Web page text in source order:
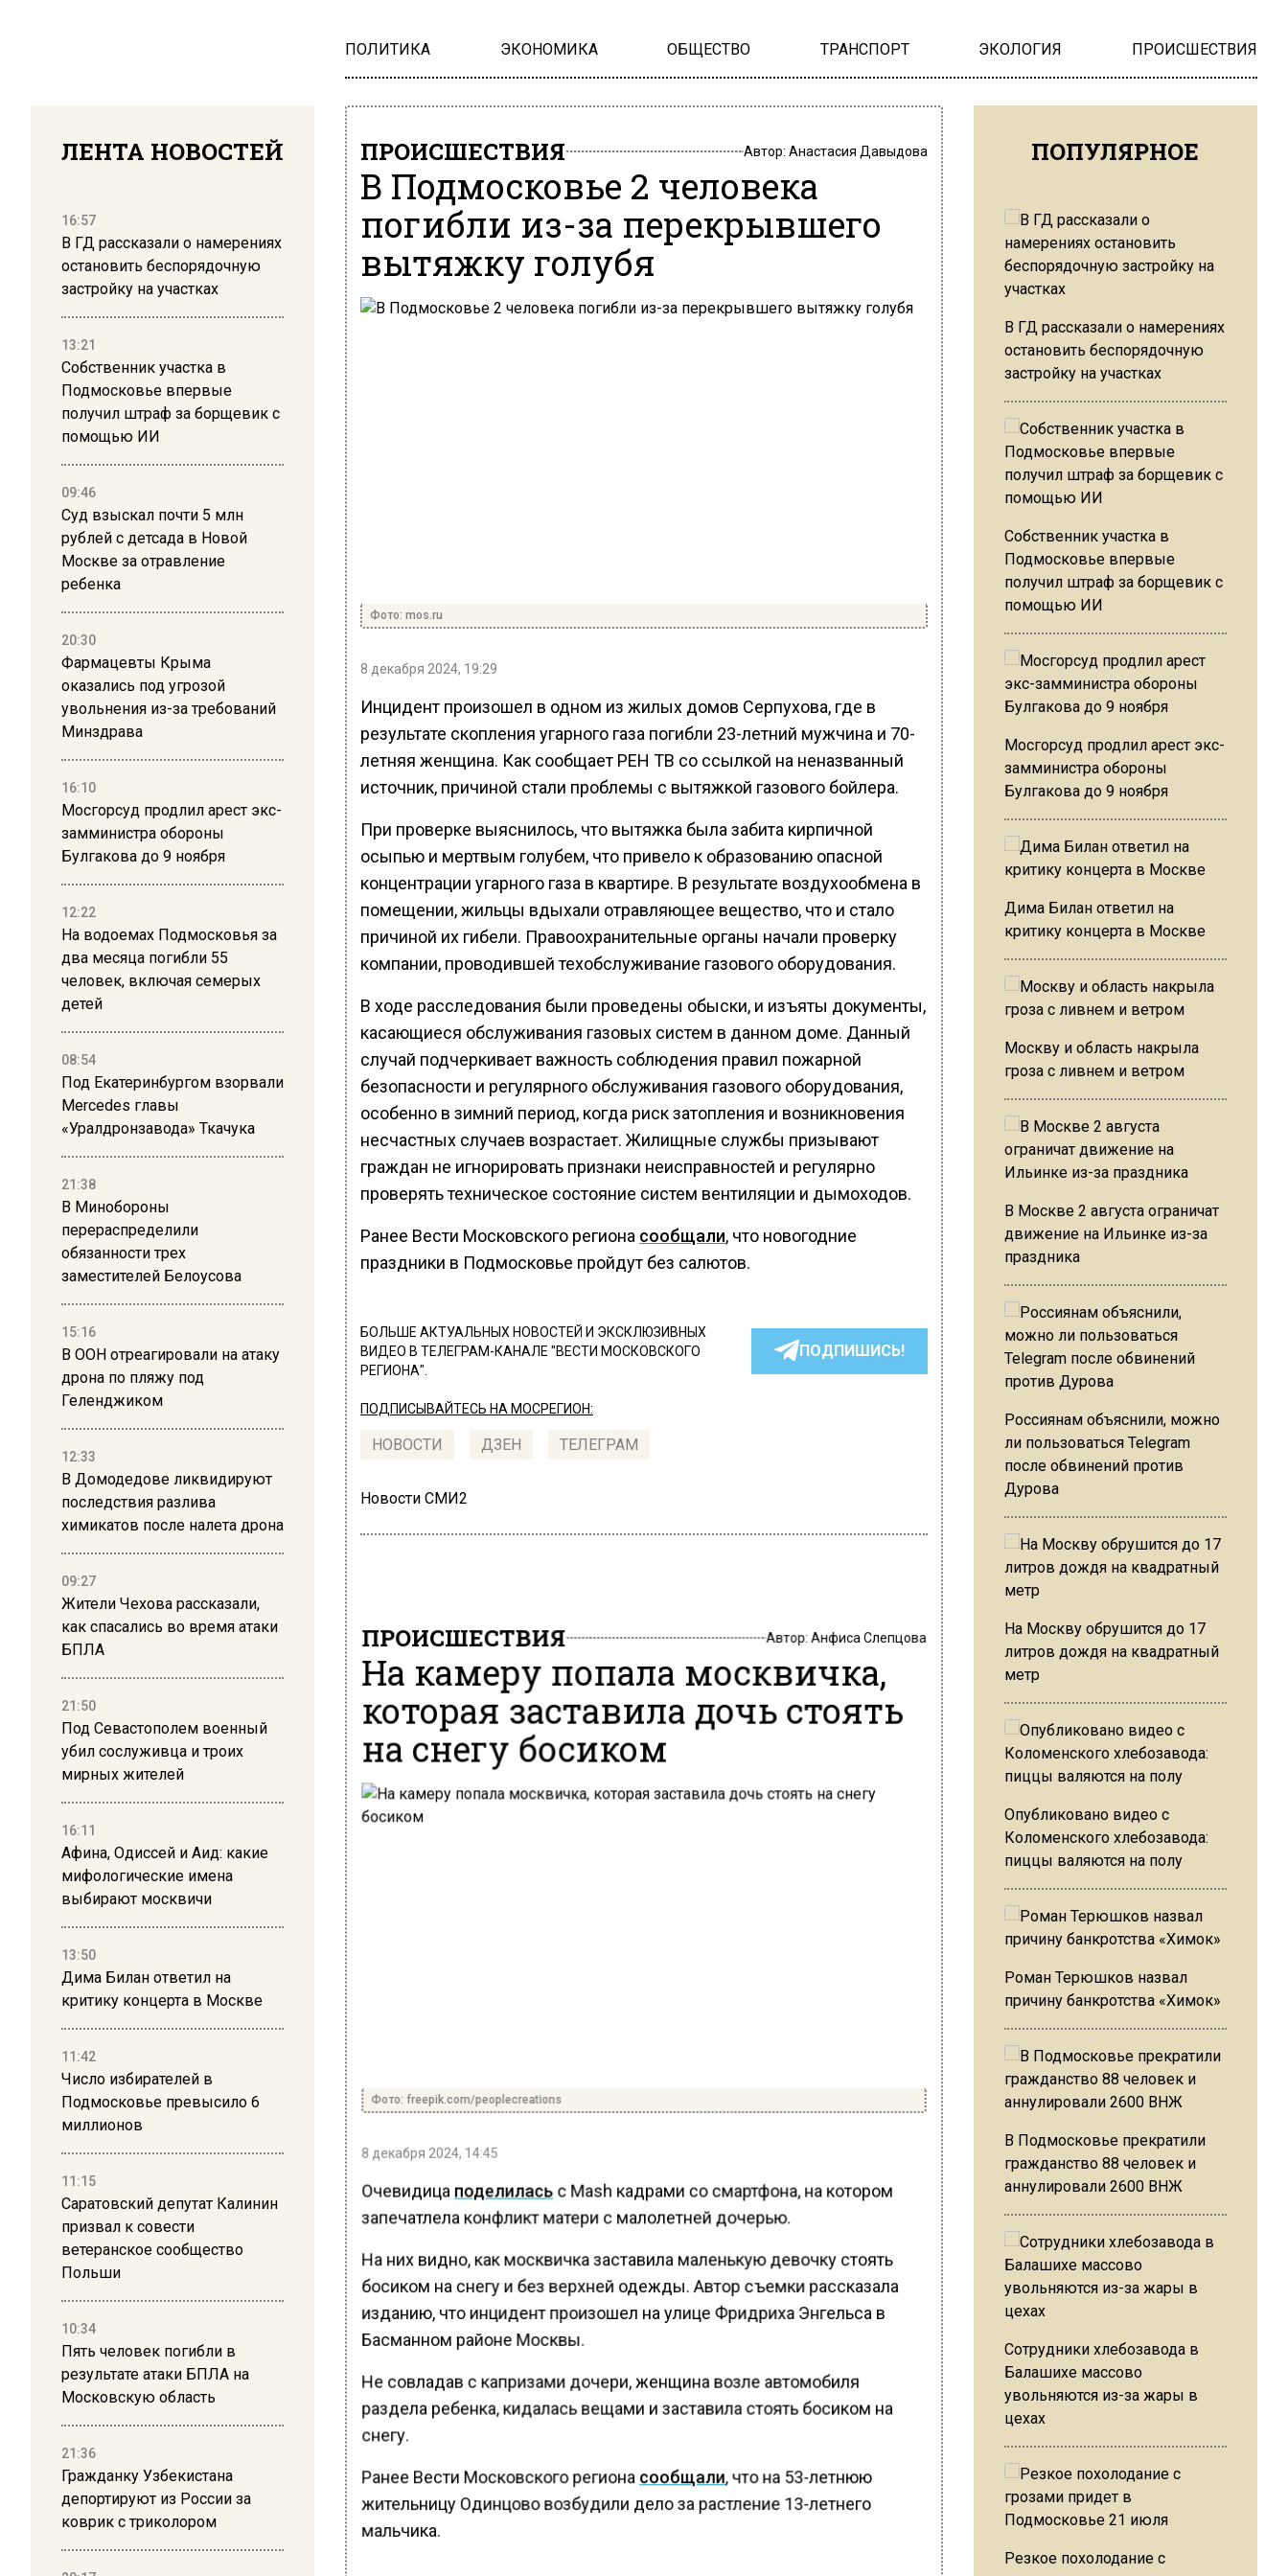
ПОЛИТИКА ЭКОНОМИКА ОБЩЕСТВО ТРАНСПОРТ ЭКОЛОГИЯ ПРОИСШЕСТВИЯ
ЛЕНТА НОВОСТЕЙ
16:57
В ГД рассказали о намерениях
остановить беспорядочную
застройку на участках
13:21
Собственник участка в
Подмосковье впервые
получил штраф за борщевик с
помощью ИИ
09:46
Суд взыскал почти 5 млн
рублей с детсада в Новой
Москве за отравление
ребенка
20:30
Фармацевты Крыма
оказались под угрозой
увольнения из-за требований
Минздрава
16:10
Мосгорсуд продлил арест экс-
замминистра обороны
Булгакова до 9 ноября
12:22
На водоемах Подмосковья за
два месяца погибли 55
человек, включая семерых
детей
08:54
Под Екатеринбургом взорвали
Mercedes главы
«Уралдронзавода» Ткачука
21:38
В Минобороны
перераспределили
обязанности трех
заместителей Белоусова
15:16
В ООН отреагировали на атаку
дрона по пляжу под
Геленджиком
12:33
В Домодедове ликвидируют
последствия разлива
химикатов после налета дрона
09:27
Жители Чехова рассказали,
как спасались во время атаки
БПЛА
21:50
Под Севастополем военный
убил сослуживца и троих
мирных жителей
16:11
Афина, Одиссей и Аид: какие
мифологические имена
выбирают москвичи
13:50
Дима Билан ответил на
критику концерта в Москве
11:42
Число избирателей в
Подмосковье превысило 6
миллионов
11:15
Саратовский депутат Калинин
призвал к совести
ветеранское сообщество
Польши
10:34
Пять человек погибли в
результате атаки БПЛА на
Московскую область
21:36
Гражданку Узбекистана
депортируют из России за
коврик с триколором
ПРОИСШЕСТВИЯ Автор: Анастасия Давыдова
В Подмосковье 2 человека
погибли из-за перекрывшего
вытяжку голубя
Фото: mos.ru
8 декабря 2024, 19:29
Инцидент произошел в одном из жилых домов Серпухова, где в
результате скопления угарного газа погибли 23-летний мужчина и 70-
летняя женщина. Как сообщает РЕН ТВ со ссылкой на неназванный
источник, причиной стали проблемы с вытяжкой газового бойлера.
При проверке выяснилось, что вытяжка была забита кирпичной
осыпью и мертвым голубем, что привело к образованию опасной
концентрации угарного газа в квартире. В результате воздухообмена в
помещении, жильцы вдыхали отравляющее вещество, что и стало
причиной их гибели. Правоохранительные органы начали проверку
компании, проводившей техобслуживание газового оборудования.
В ходе расследования были проведены обыски, и изъяты документы,
касающиеся обслуживания газовых систем в данном доме. Данный
случай подчеркивает важность соблюдения правил пожарной
безопасности и регулярного обслуживания газового оборудования,
особенно в зимний период, когда риск затопления и возникновения
несчастных случаев возрастает. Жилищные службы призывают
граждан не игнорировать признаки неисправностей и регулярно
проверять техническое состояние систем вентиляции и дымоходов.
Ранее Вести Московского региона сообщали, что новогодние
праздники в Подмосковье пройдут без салютов.
БОЛЬШЕ АКТУАЛЬНЫХ НОВОСТЕЙ И ЭКСКЛЮЗИВНЫХ
ВИДЕО В ТЕЛЕГРАМ-КАНАЛЕ "ВЕСТИ МОСКОВСКОГО
РЕГИОНА".
ПОДПИШИСЬ!
ПОДПИСЫВАЙТЕСЬ НА МОСРЕГИОН:
НОВОСТИ ДЗЕН ТЕЛЕГРАМ
Новости СМИ2
ПРОИСШЕСТВИЯ Автор: Анфиса Слепцова
На камеру попала москвичка,
которая заставила дочь стоять
на снегу босиком
Фото: freepik.com/peoplecreations
8 декабря 2024, 14:45
Очевидица поделиласьс Mash кадрами со смартфона, на котором
запечатлела конфликт матери с малолетней дочерью.
На них видно, как москвичка заставила маленькую девочку стоять
босиком на снегу и без верхней одежды. Автор съемки рассказала
изданию, что инцидент произошел на улице Фридриха Энгельса в
Басманном районе Москвы.
Не совладав с капризами дочери, женщина возле автомобиля
раздела ребенка, кидалась вещами и заставила стоять босиком на
снегу.
Ранее Вести Московского региона сообщали, что на 53-летнюю
жительницу Одинцово возбудили дело за растление 13-летнего
мальчика.
ПОПУЛЯРНОЕ
В ГД рассказали о намерениях
остановить беспорядочную
застройку на участках
Собственник участка в
Подмосковье впервые
получил штраф за борщевик с
помощью ИИ
Мосгорсуд продлил арест экс-
замминистра обороны
Булгакова до 9 ноября
Дима Билан ответил на
критику концерта в Москве
Москву и область накрыла
гроза с ливнем и ветром
В Москве 2 августа ограничат
движение на Ильинке из-за
праздника
Россиянам объяснили, можно
ли пользоваться Telegram
после обвинений против
Дурова
На Москву обрушится до 17
литров дождя на квадратный
метр
Опубликовано видео с
Коломенского хлебозавода:
пиццы валяются на полу
Роман Терюшков назвал
причину банкротства «Химок»
В Подмосковье прекратили
гражданство 88 человек и
аннулировали 2600 ВНЖ
Сотрудники хлебозавода в
Балашихе массово
увольняются из-за жары в
цехах
Резкое похолодание с